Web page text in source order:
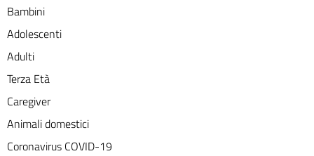
Bambini
Adolescenti
Adulti
Terza Età
Caregiver
Animali domestici
Coronavirus COVID-19